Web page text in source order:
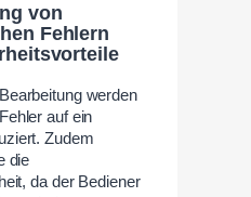
von
Fehlern
werden
auf ein
Zudem
die
da der Bediener